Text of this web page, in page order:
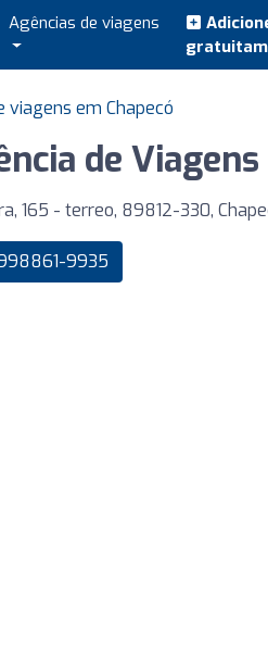
Agências de viagens
viagens em Chapecó
de Viagens
165 - terreo, 89812-330,
9935